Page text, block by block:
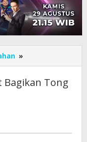
»
Bengkulu
BagikanTong